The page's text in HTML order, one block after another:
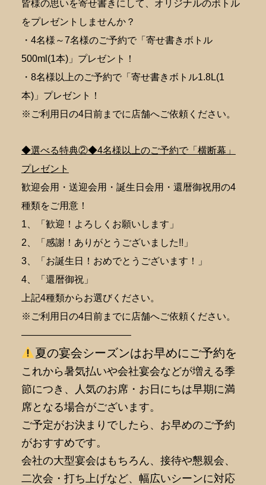
皆様の思いを寄せ書きにして、オリジナルのボトル
をプレゼントしませんか？
・4名様～7名様のご予約で「寄せ書きボトル
500ml(1本)」プレゼント！
・8名様以上のご予約で「寄せ書きボトル1.8L(1
本)」プレゼント！
※ご利用日の4日前までに店舗へご依頼ください。
◆選べる特典②◆4名様以上のご予約で「横断幕」
プレゼント
歓迎会用・送迎会用・誕生日会用・還暦御祝用の4
種類をご用意！
1、「歓迎！よろしくお願いします」
2、「感謝！ありがとうございました!!」
3、「お誕生日！おめでとうございます！」
4、「還暦御祝」
上記4種類からお選びください。
※ご利用日の4日前までに店舗へご依頼ください。
———————————–
夏の宴会シーズンはお早めにご予約を
これから暑気払いや会社宴会などが増える季
節につき、人気のお席・お日にちは早期に満
席となる場合がございます。
ご予定がお決まりでしたら、お早めのご予約
がおすすめです。
会社の大型宴会はもちろん、接待や懇親会、
二次会・打ち上げなど、幅広いシーンに対応